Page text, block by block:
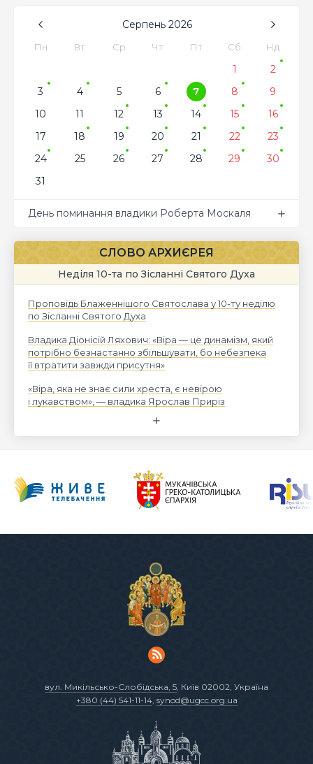
Серпень 2026
Пн Вт Ср Чт Пт Сб Нд
1
2
3
4 5 6 7 8
9
10
11 12 13 14 15
16
17
18 19 20 21 22
23
24
25 26 27 28 29
30
31
День поминання владики Роберта Москаля
СЛОВО АРХИЄРЕЯ
Неділя 10-та по Зісланні Святого Духа
Проповідь Блаженнішого Святослава у 10-ту неділю
по Зісланні Святого Духа
Владика Діонісій Ляхович: «Віра — це динамізм, який
потрібно безнастанно збільшувати, бо небезпека
її втратити завжди присутня»
«Віра, яка не знає сили хреста, є невірою
і лукавством», — владика Ярослав Приріз
вул. Микільсько-Слобідська, 5 , Київ 02002, Україна
+380 (44) 541-11-14, synod@ugcc.org.ua